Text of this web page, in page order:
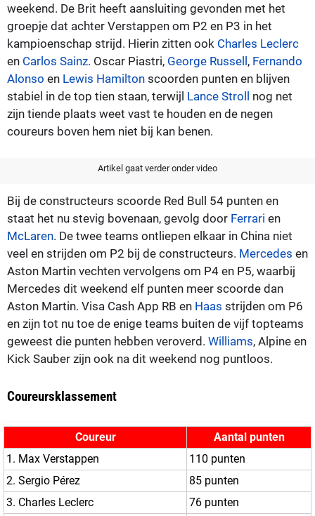
weekend. De Brit heeft aansluiting gevonden met het
groepje dat achter Verstappen om P2 en P3 in het
kampioenschap strijd. Hierin zitten ook Charles Leclerc
en Carlos Sainz. Oscar Piastri, George Russell, Fernando
Alonso en Lewis Hamilton scoorden punten en blijven
stabiel in de top tien staan, terwijl Lance Stroll nog net
zijn tiende plaats weet vast te houden en de negen
coureurs boven hem niet bij kan benen.
Artikel gaat verder onder video
Bij de constructeurs scoorde Red Bull 54 punten en
staat het nu stevig bovenaan, gevolg door Ferrari en
McLaren. De twee teams ontliepen elkaar in China niet
veel en strijden om P2 bij de constructeurs. Mercedes en
Aston Martin vechten vervolgens om P4 en P5, waarbij
Mercedes dit weekend elf punten meer scoorde dan
Aston Martin. Visa Cash App RB en Haas strijden om P6
en zijn tot nu toe de enige teams buiten de vijf topteams
geweest die punten hebben veroverd. Williams, Alpine en
Kick Sauber zijn ook na dit weekend nog puntloos.
Coureursklassement
Coureur
Aantal punten
1. Max Verstappen
110 punten
2. Sergio Pérez
85 punten
3. Charles Leclerc
76 punten